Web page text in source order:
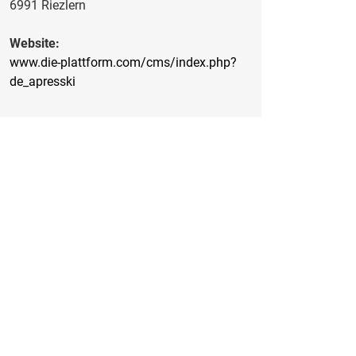
6991 Riezlern
Website:
www.die-plattform.com/cms/index.php?
de_apresski